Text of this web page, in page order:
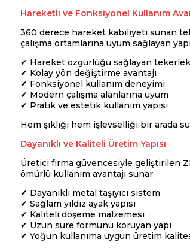
Hareketli ve Fonksiyonel Kullanım
360 derece hareket kabiliyeti sunan
çalışma ortamlarına uyum sağlayan
✔ Hareket özgürlüğü sağlayan
✔ Kolay yön değiştirme avantajı
✔ Fonksiyonel kullanım deneyimi
✔ Modern çalışma alanlarına uyum
✔ Pratik ve estetik kullanım yapısı
Hem şıklığı hem işlevselliği bir arada
Dayanıklı ve Kaliteli Üretim Yapısı
Üretici firma güvencesiyle geliştirilen
ömürlü kullanım avantajı sunar.
✔ Dayanıklı metal taşıyıcı sistem
✔ Sağlam yıldız ayak yapısı
✔ Kaliteli döşeme malzemesi
✔ Uzun süre formunu koruyan yapı
✔ Yoğun kullanıma uygun üretim